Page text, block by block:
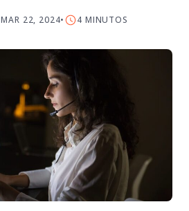
MAR 22, 2024 4 MINUTOS